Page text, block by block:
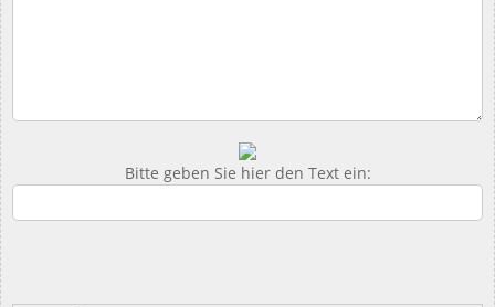
Bitte geben Sie hier den Text ein: